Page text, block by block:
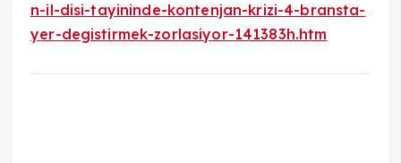
n-il-disi-tayininde-kontenjan-krizi-4-bransta-
yer-degistirmek-zorlasiyor-141383h.htm